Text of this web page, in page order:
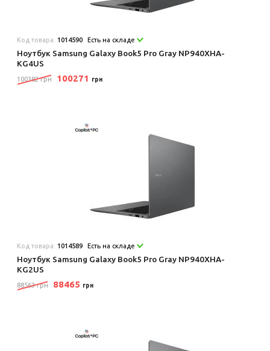
Код товара: 1014590 Есть на складе
Ноутбук Samsung Galaxy Book5 Pro Gray NP940XHA-
KG4US
100382 грн 100271 грн
Код товара: 1014589 Есть на складе
Ноутбук Samsung Galaxy Book5 Pro Gray NP940XHA-
KG2US
88563 грн 88465 грн